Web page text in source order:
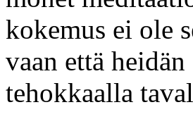
kokemus ei ole
vaan että
tehokkaalla